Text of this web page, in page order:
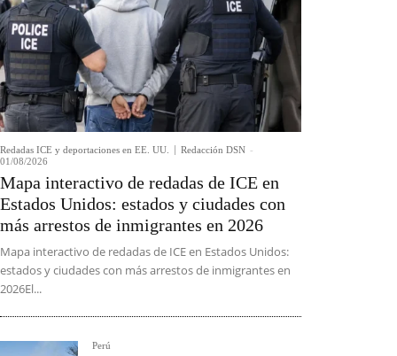
Redadas ICE y deportaciones en EE. UU. Redacción DSN -
01/08/2026
Mapa interactivo de redadas de ICE en
Estados Unidos: estados y ciudades con
más arrestos de inmigrantes en 2026
Mapa interactivo de redadas de ICE en Estados Unidos:
estados y ciudades con más arrestos de inmigrantes en
2026El...
Perú